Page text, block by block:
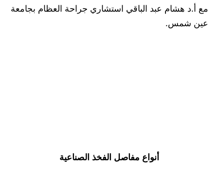
مع أ.د هشام عبد الباقي استشاري جراحة العظام بجامعة
عين شمس.
أنواع مفاصل الفخذ الصناعية